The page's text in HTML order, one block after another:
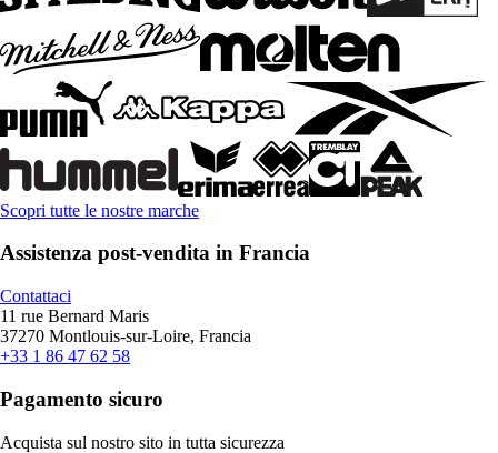
Scopri tutte le nostre marche
Assistenza post-vendita in Francia
Contattaci
11 rue Bernard Maris
37270 Montlouis-sur-Loire, Francia
+33 1 86 47 62 58
Pagamento sicuro
Acquista sul nostro sito in tutta sicurezza